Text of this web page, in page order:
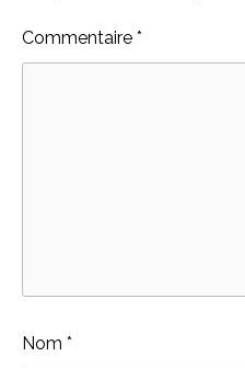
Commentaire *
Nom *